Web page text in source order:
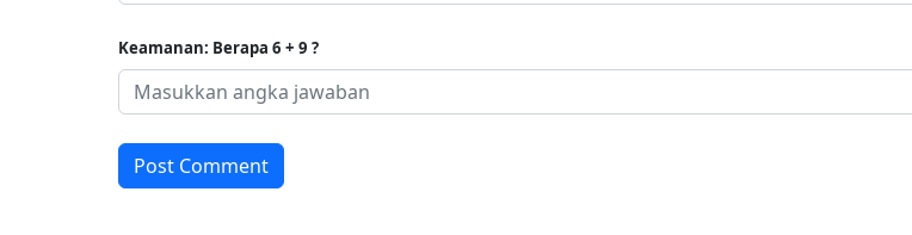
Keamanan: Berapa 6 + 9 ?
Post Comment